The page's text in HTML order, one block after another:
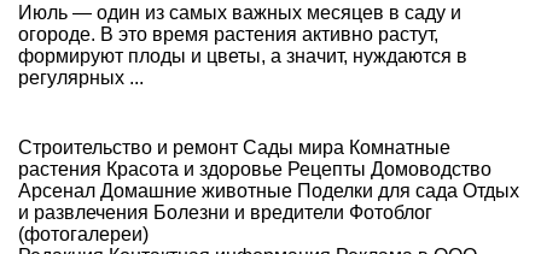
Июль — один из самых важных месяцев в саду и
огороде. В это время растения активно растут,
формируют плоды и цветы, а значит, нуждаются в
регулярных ...
Строительство и ремонт Сады мира Комнатные
растения Красота и здоровье Рецепты Домоводство
Арсенал Домашние животные Поделки для сада Отдых
и развлечения Болезни и вредители Фотоблог
(фотогалереи)